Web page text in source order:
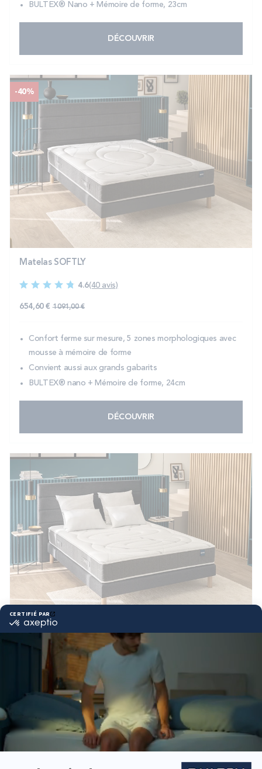
BULTEX® Nano + Mémoire de forme, 23cm
DÉCOUVRIR
-40%
Matelas SOFTLY
4.6(40 avis)
654,60 € 1 091,00 €
Confort ferme sur mesure, 5 zones morphologiques avec
mousse à mémoire de forme
Convient aussi aux grands gabarits
BULTEX® nano + Mémoire de forme, 24cm
DÉCOUVRIR
Matelas RISE UP
4.5(22 avis)
Confort le plus moelleux, 5 zones morphologiques
Adapté aux petits et moyens gabarits
BULTEX® Nano + Mémoire de forme à cœur + Bodysoft,